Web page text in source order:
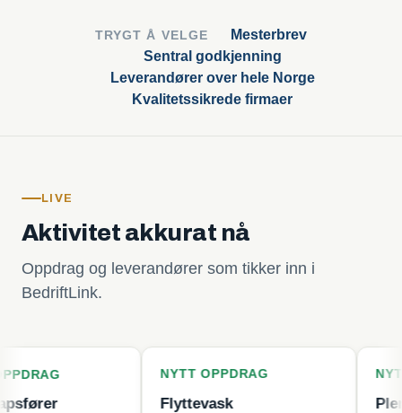
TRYGT Å VELGE
Mesterbrev
Sentral godkjenning
Leverandører over hele Norge
Kvalitetssikrede firmaer
LIVE
Aktivitet akkurat nå
Oppdrag og leverandører som tikker inn i
BedriftLink.
NYTT OPPDRAG
Flyttevask
NYTT